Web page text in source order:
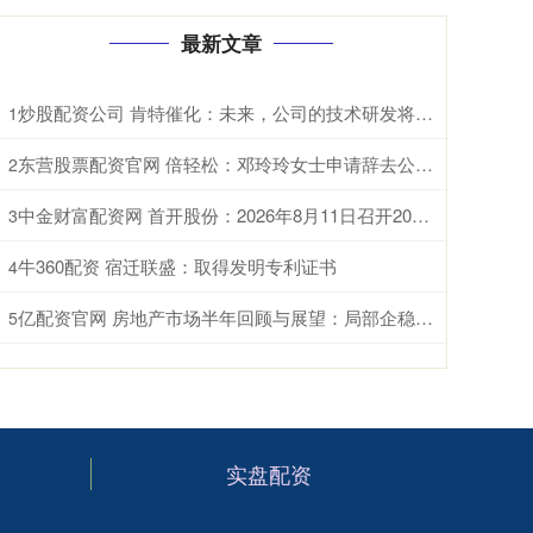
最新文章
1 炒股配资公司 肯特催化：未来，公司的技术研发将重点聚焦于现有生产工艺的优化迭代、全新产品开发以及前沿技术市场转化落地
2 东营股票配资官网 倍轻松：邓玲玲女士申请辞去公司董事会秘书职务
3 中金财富配资网 首开股份：2026年8月11日召开2026年第三次临时股东会
4牛360配资 宿迁联盛：取得发明专利证书
5 亿配资官网 房地产市场半年回顾与展望：局部企稳，结构分化
实盘配资